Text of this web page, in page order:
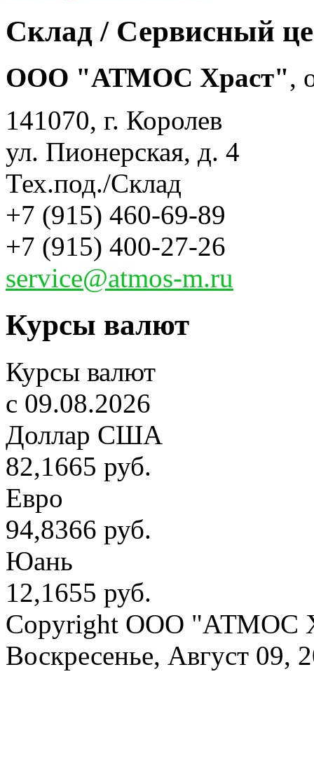
Склад / Сервисный
ООО "АТМОС Храст",
141070, г. Королев
ул. Пионерская, д. 4
Тех.под./Склад
+7 (915) 460-69-89
+7 (915) 400-27-26
service@atmos-m.ru
Курсы валют
Курсы валют
c 09.08.2026
Доллар США
82,1665 руб.
Евро
94,8366 руб.
Юань
12,1655 руб.
Copyright OOO "АТМОС
Воскресенье, Август 09,